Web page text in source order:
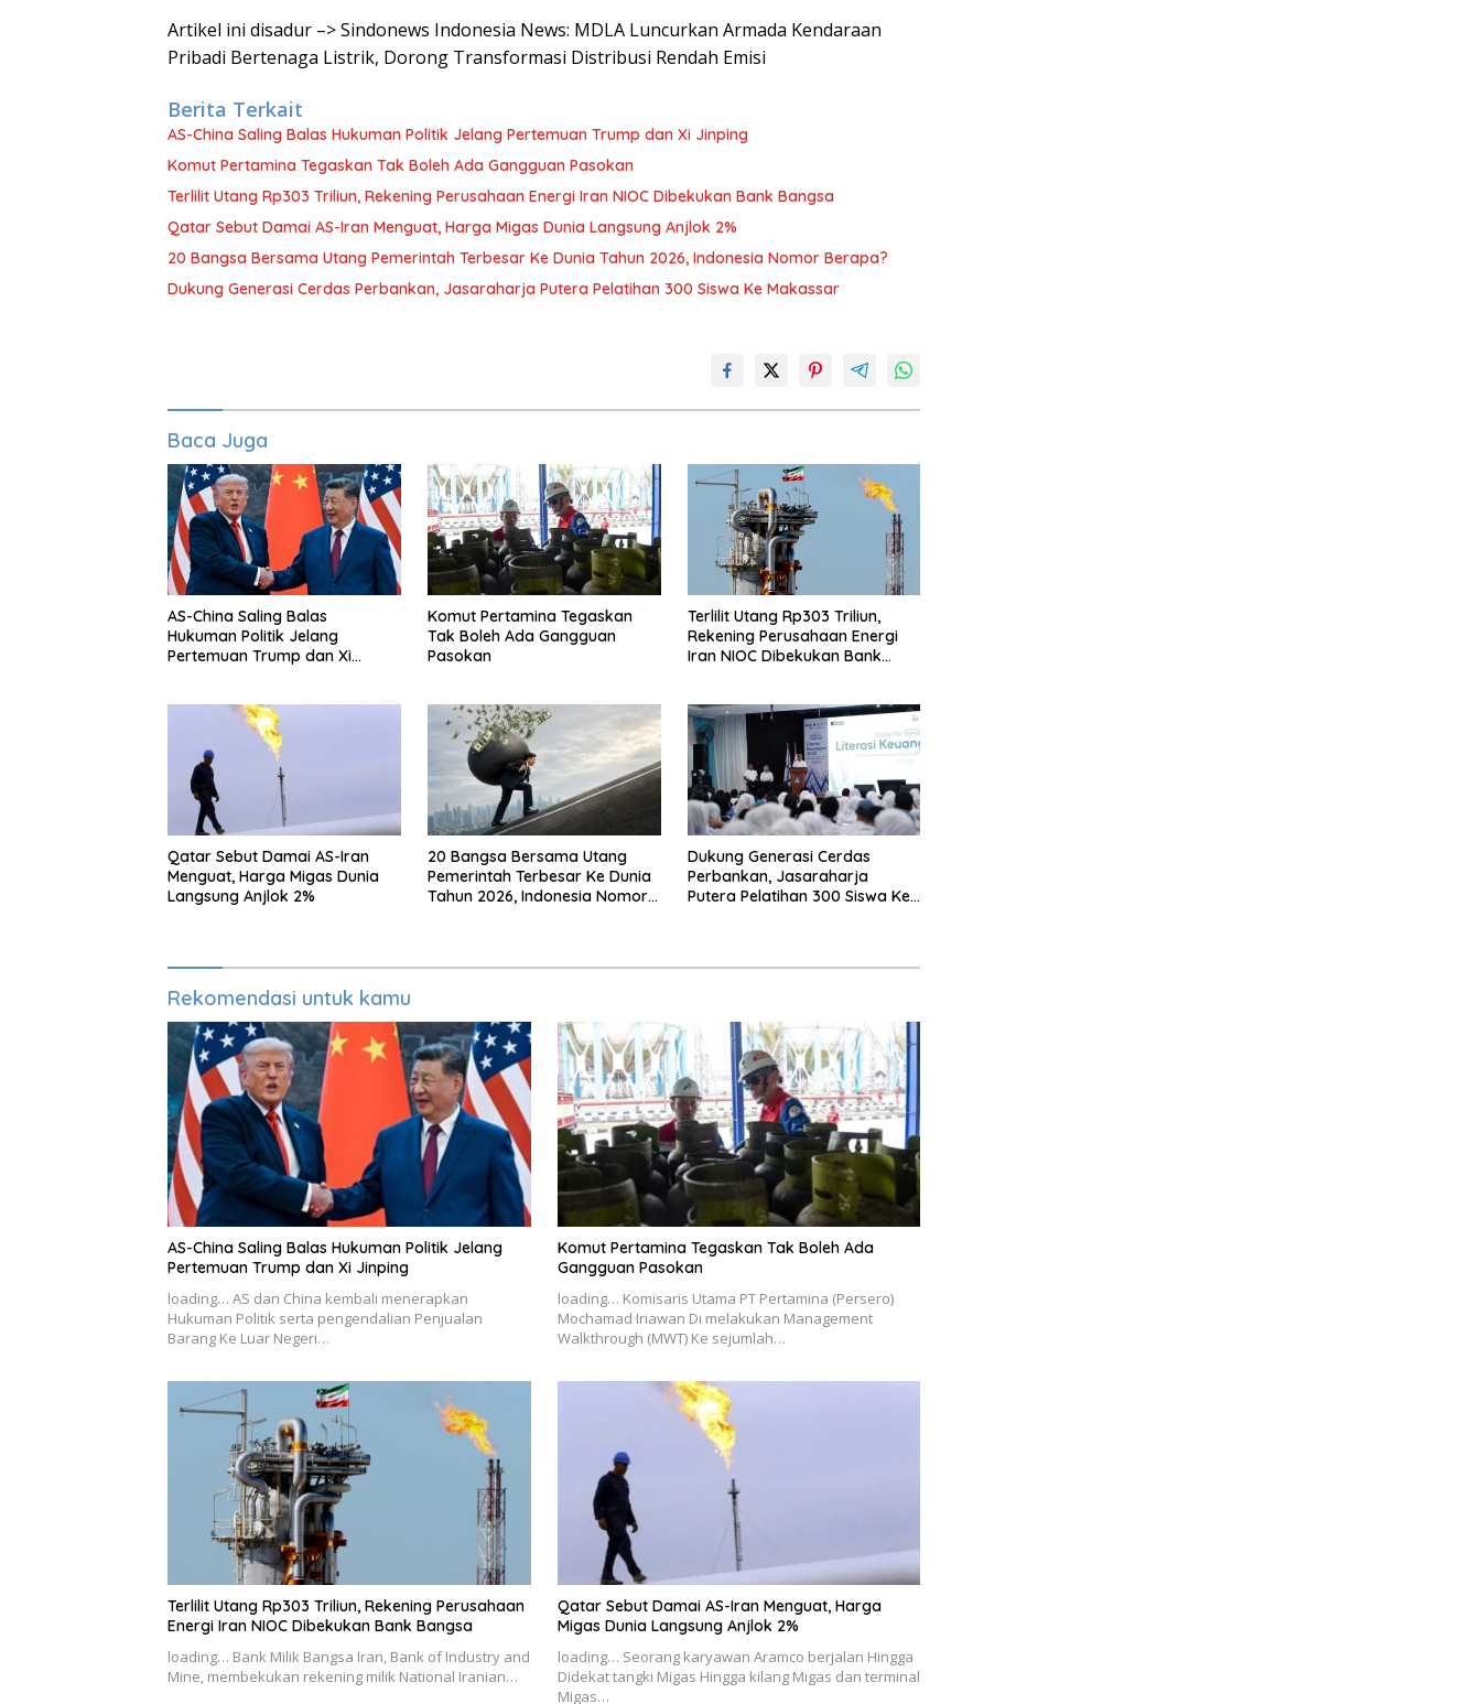
Artikel ini disadur –> Sindonews Indonesia News: MDLA Luncurkan Armada Kendaraan
Pribadi Bertenaga Listrik, Dorong Transformasi Distribusi Rendah Emisi
Berita Terkait
AS-China Saling Balas Hukuman Politik Jelang Pertemuan Trump dan Xi Jinping
Komut Pertamina Tegaskan Tak Boleh Ada Gangguan Pasokan
Terlilit Utang Rp303 Triliun, Rekening Perusahaan Energi Iran NIOC Dibekukan Bank Bangsa
Qatar Sebut Damai AS-Iran Menguat, Harga Migas Dunia Langsung Anjlok 2%
20 Bangsa Bersama Utang Pemerintah Terbesar Ke Dunia Tahun 2026, Indonesia Nomor Berapa?
Dukung Generasi Cerdas Perbankan, Jasaraharja Putera Pelatihan 300 Siswa Ke Makassar
Baca Juga
AS-China Saling Balas
Hukuman Politik Jelang
Pertemuan Trump dan Xi
Komut Pertamina Tegaskan
Tak Boleh Ada Gangguan
Pasokan
Terlilit Utang Rp303 Triliun,
Rekening Perusahaan Energi
Iran NIOC Dibekukan Bank
Qatar Sebut Damai AS-Iran
Menguat, Harga Migas Dunia
Langsung Anjlok 2%
20 Bangsa Bersama Utang
Pemerintah Terbesar Ke Dunia
Tahun 2026, Indonesia Nomor
Dukung Generasi Cerdas
Perbankan, Jasaraharja
Putera Pelatihan 300 Siswa Ke
Rekomendasi untuk kamu
AS-China Saling Balas Hukuman Politik Jelang
Pertemuan Trump dan Xi Jinping
loading… AS dan China kembali menerapkan
Hukuman Politik serta pengendalian Penjualan
Barang Ke Luar Negeri…
Komut Pertamina Tegaskan Tak Boleh Ada
Gangguan Pasokan
loading… Komisaris Utama PT Pertamina (Persero)
Mochamad Iriawan Di melakukan Management
Walkthrough (MWT) Ke sejumlah…
Terlilit Utang Rp303 Triliun, Rekening Perusahaan
Energi Iran NIOC Dibekukan Bank Bangsa
loading… Bank Milik Bangsa Iran, Bank of Industry and
Mine, membekukan rekening milik National Iranian…
Qatar Sebut Damai AS-Iran Menguat, Harga
Migas Dunia Langsung Anjlok 2%
loading… Seorang karyawan Aramco berjalan Hingga
Didekat tangki Migas Hingga kilang Migas dan terminal
Migas…